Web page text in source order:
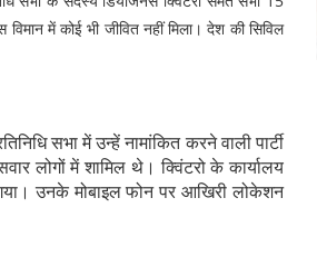
में कोई भी जीवित नहीं मिला। देश की सिविल
सभा में उन्हें नामांकित करने वाली पार्टी
लोगों में शामिल थे। क्विंटरो के कार्यालय
उनके मोबाइल फोन पर आखिरी लोकेशन